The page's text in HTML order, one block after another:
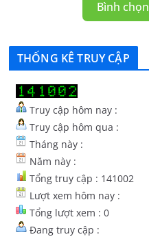
Bình chọn
THỐNG KÊ TRUY CẬP
Truy cập hôm nay :
Truy cập hôm qua :
Tháng này :
Năm này :
Tổng truy cập : 141002
Lượt xem hôm nay :
Tổng lượt xem : 0
Đang truy cập :